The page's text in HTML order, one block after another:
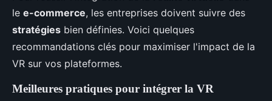
le e-commerce, les entreprises doivent suivre des
stratégies bien définies. Voici quelques
recommandations clés pour maximiser l'impact de la
VR sur vos plateformes.
Meilleures pratiques pour intégrer la VR